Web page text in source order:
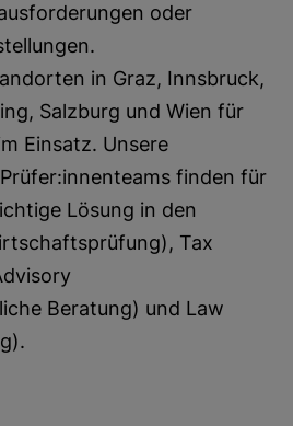
oder
in Graz, Innsbruck,
Salzburg und Wien für
Einsatz. Unsere
finden für
Lösung in den
Tax
Beratung) und Law